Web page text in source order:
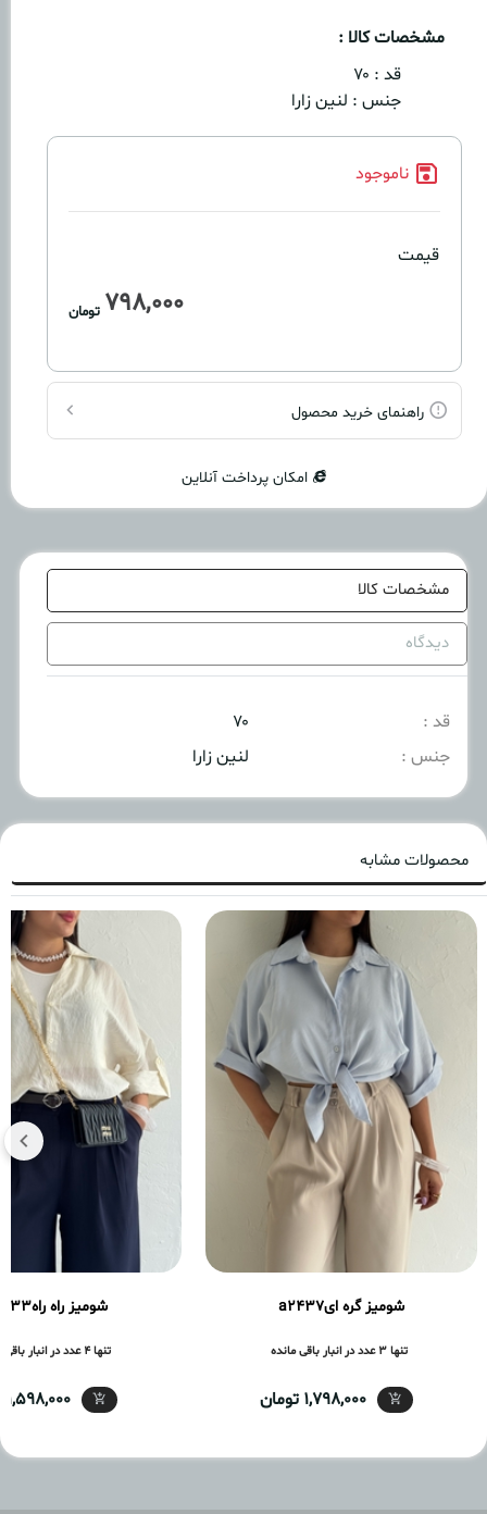
مشخصات کالا :
قد :
جنس : لنین زارا
ناموجود
قیمت
798,000 تومان
راهنمای خرید محصول
امکان پرداخت آنلاین
مشخصات کالا
دیدگاه
قد :
۷۰
جنس :
لنین زارا
محصولات مشابه
شومیز گره ایa2437
تنها 3 عدد در انبار باقی مانده
1,798,000 تومان
شومیز راه راهa2433
تنها 4 عدد در انبار باقی مانده
1,598,000 تومان